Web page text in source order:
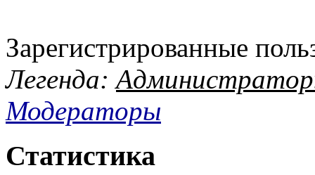
Зарегистрированные
Легенда:
Модераторы
Статистика